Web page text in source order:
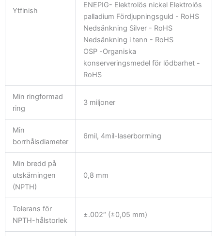
Ytfinish
ENEPIG- Elektrolös nickel Elektrolös
palladium Fördjupningsguld - RoHS
Nedsänkning Silver - RoHS
Nedsänkning i tenn - RoHS
OSP -Organiska
konserveringsmedel för lödbarhet -
RoHS
Min ringformad
ring
3 miljoner
Min
borrhålsdiameter
6mil, 4mil-laserborrning
Min bredd på
utskärningen
(NPTH)
0,8 mm
Tolerans för
NPTH-hålstorlek
±.002″ (±0,05 mm)